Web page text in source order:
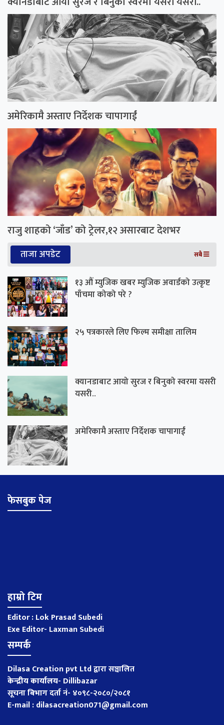
अमेरिकामै अस्ताए निर्देशक चापागाईं
राजु शाहको ‘जाँड’ को ट्रेलर,१२ असारबाट देशभर
ताजा अपडेट सबै
१३ औं म्युजिक खबर म्युजिक अवार्डको उत्कृष्ट
पाँचमा कोको परे ?
२५ पत्रकारले लिए फिल्म समीक्षा तालिम
क्यानडाबाट आयो सुरज र बिनुको स्वरमा यसरी
यसरी..
अमेरिकामै अस्ताए निर्देशक चापागाईं
फेसबुक पेज
हाम्रो टिम
Editor : Lok Prasad Subedi
Exe Editor- Laxman Subedi
सम्पर्क
Dilasa Creation pvt Ltd द्वारा सञ्चालित
केन्द्रीय कार्यालय- Dillibazar
सूचना बिभाग दर्ता नं- ४०९८-२०८०/२०८१
E-mail : dilasacreation071@gmail.com